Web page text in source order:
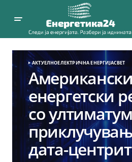
АКТУЕЛНОЕЛЕКТРИЧНА ЕНЕРГИЈАСВЕТ
енергетски
со
дата-